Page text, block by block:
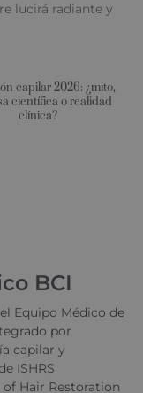
lucirá radiante y
capilar 2026: ¿mito,
científica o realidad
clínica?
BCI
Equipo Médico de
por
capilar y
ISHRS
Hair Restoration